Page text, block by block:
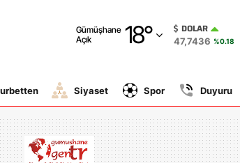
Gümüşhane
Açık
18°
Amasya
Antalya
Aydın
DOLAR
47,7436 %0.18
Siyaset Spor Duyuru